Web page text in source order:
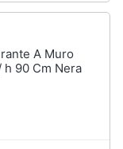
A Muro
h 90 Cm Nera